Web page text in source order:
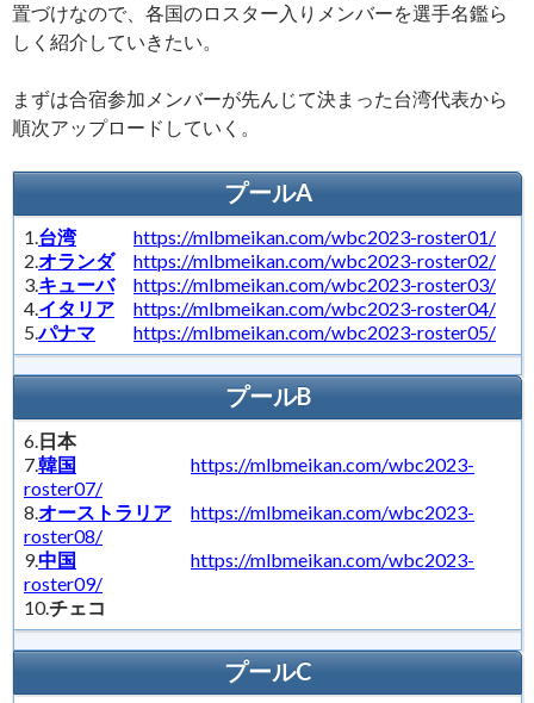
置づけなので、各国のロスター入りメンバーを選手名鑑ら
しく紹介していきたい。
まずは合宿参加メンバーが先んじて決まった台湾代表から
順次アップロードしていく。
プールA
1.台湾
https://mlbmeikan.com/wbc2023-roster01/
2.オランダ
https://mlbmeikan.com/wbc2023-roster02/
3.キューバ
https://mlbmeikan.com/wbc2023-roster03/
4.イタリア
https://mlbmeikan.com/wbc2023-roster04/
5.パナマ https://mlbmeikan.com/wbc2023-roster05/
プールB
6.日本
7.韓国
https://mlbmeikan.com/wbc2023-
roster07/
8.オーストラリア
https://mlbmeikan.com/wbc2023-
roster08/
9.中国
https://mlbmeikan.com/wbc2023-
roster09/
10.チェコ
プールC